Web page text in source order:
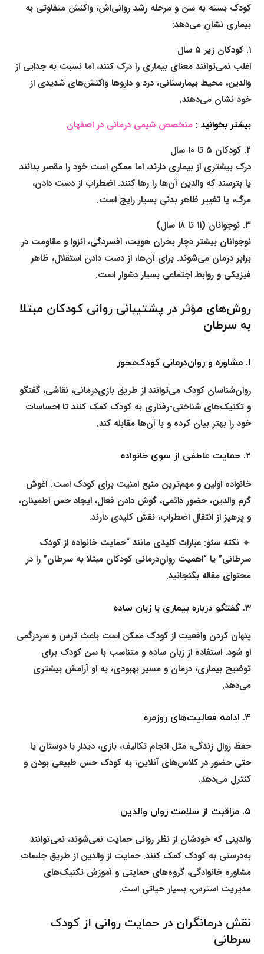
کودک بسته به سن و مرحله رشد روانی‌اش، واکنش متفاوتی به
بیماری نشان می‌دهد:
۱. کودکان زیر ۵ سال
اغلب نمی‌توانند معنای بیماری را درک کنند، اما نسبت به جدایی از
والدین، محیط بیمارستانی، درد و داروها واکنش‌های شدیدی از
خود نشان می‌دهند.
بیشتر بخوانید :متخصص شیمی درمانی در اصفهان
۲. کودکان ۵ تا ۱۰ سال
درک بیشتری از بیماری دارند، اما ممکن است خود را مقصر بدانند
یا بترسند که والدین آن‌ها را رها کنند. اضطراب از دست دادن،
مرگ، یا تغییر ظاهر بدنی بسیار رایج است.
۳. نوجوانان (۱۱ تا ۱۸ سال)
نوجوانان بیشتر دچار بحران هویت، افسردگی، انزوا و مقاومت در
برابر درمان می‌شوند. برای آن‌ها، از دست دادن استقلال، ظاهر
فیزیکی و روابط اجتماعی بسیار دشوار است.
روش‌های مؤثر در پشتیبانی روانی کودکان مبتلا
به سرطان
۱. مشاوره و روان‌درمانی کودک‌محور
روان‌شناسان کودک می‌توانند از طریق بازی‌درمانی، نقاشی، گفتگو
و تکنیک‌های شناختی-رفتاری به کودک کمک کنند تا احساسات
خود را بهتر بیان کرده و با آن‌ها مقابله کند.
۲. حمایت عاطفی از سوی خانواده
خانواده اولین و مهم‌ترین منبع امنیت برای کودک است. آغوش
گرم والدین، حضور دائمی، گوش دادن فعال، ایجاد حس اطمینان،
و پرهیز از انتقال اضطراب، نقش کلیدی دارند.
🔸نکته سئو: عبارات کلیدی مانند “حمایت خانواده از کودک
سرطانی” یا “اهمیت روان‌درمانی کودکان مبتلا به سرطان” را در
محتوای مقاله بگنجانید.
۳. گفتگو درباره بیماری با زبان ساده
پنهان کردن واقعیت از کودک ممکن است باعث ترس و سردرگمی
او شود. استفاده از زبان ساده و متناسب با سن کودک برای
توضیح بیماری، درمان و مسیر بهبودی، به او آرامش بیشتری
می‌دهد.
۴. ادامه فعالیت‌های روزمره
حفظ روال زندگی، مثل انجام تکالیف، بازی، دیدار با دوستان یا
حتی حضور در کلاس‌های آنلاین، به کودک حس طبیعی بودن و
کنترل می‌دهد.
۵. مراقبت از سلامت روان والدین
والدینی که خودشان از نظر روانی حمایت نمی‌شوند، نمی‌توانند
به‌درستی به کودک کمک کنند. حمایت از والدین از طریق جلسات
مشاوره خانوادگی، گروه‌های حمایتی و آموزش تکنیک‌های
مدیریت استرس، بسیار حیاتی است.
نقش درمانگران در حمایت روانی از کودک
سرطانی